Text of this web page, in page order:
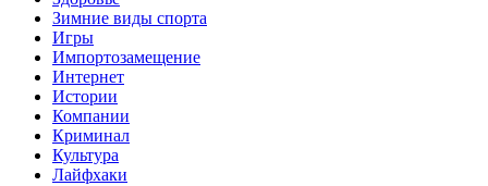
Зимние виды спорта
Игры
Импортозамещение
Интернет
Истории
Компании
Криминал
Культура
Лайфхаки